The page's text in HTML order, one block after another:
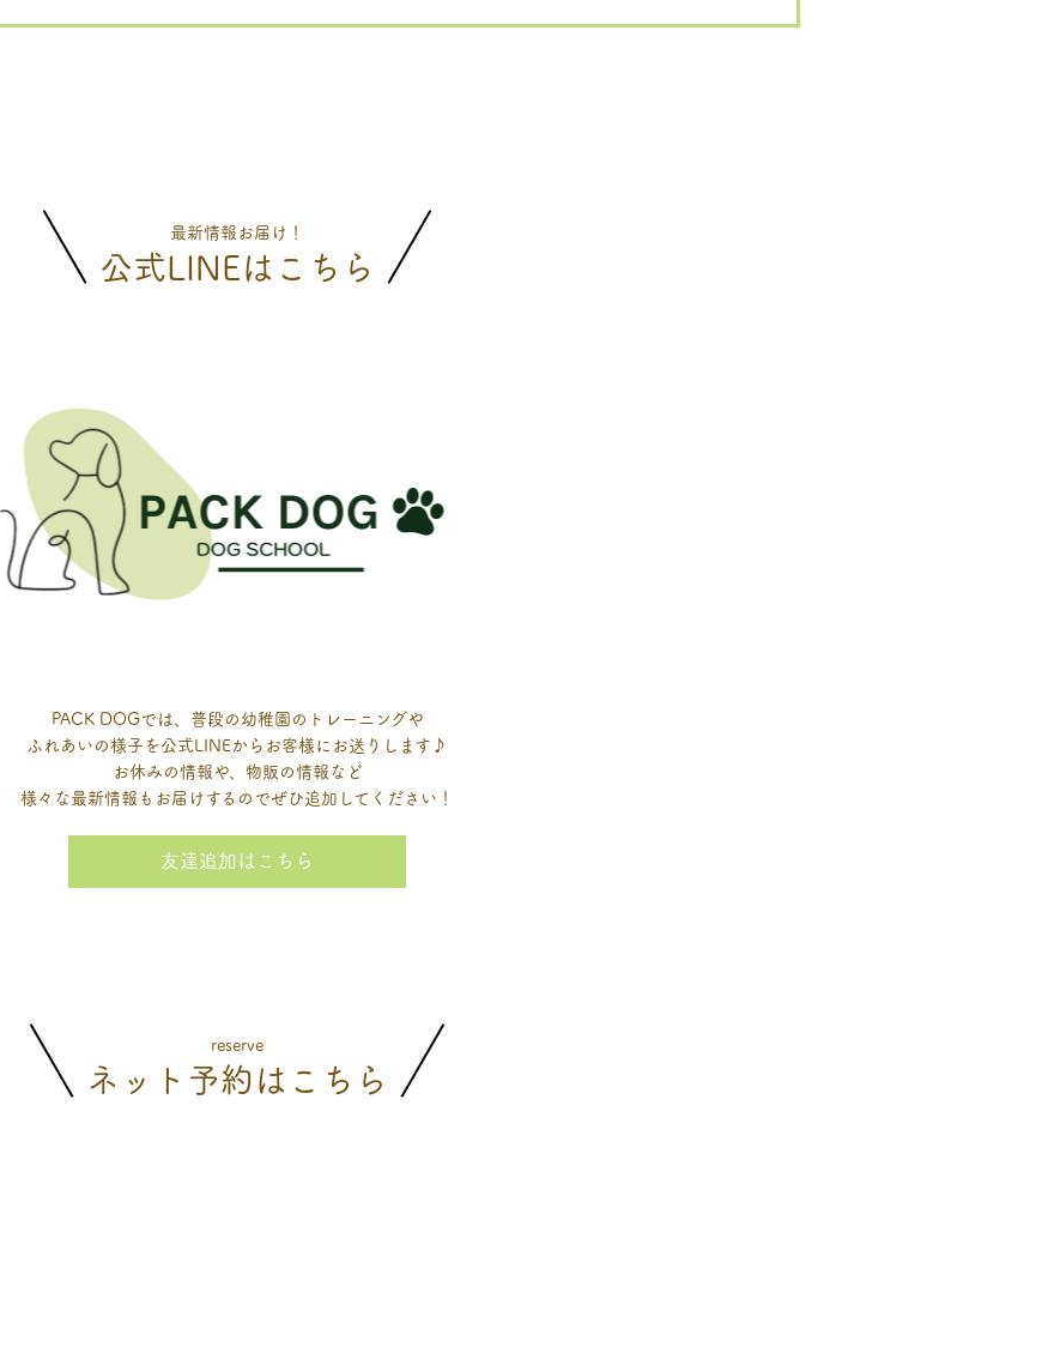
最新情報お届け！
公式LINEはこちら
PACK DOGでは、普段の幼稚園のトレーニングや
ふれあいの様子を公式LINEからお客様にお送りします♪
お休みの情報や、物販の情報など
様々な最新情報もお届けするのでぜひ追加してください！
友達追加はこちら
reserve
ネット予約はこちら